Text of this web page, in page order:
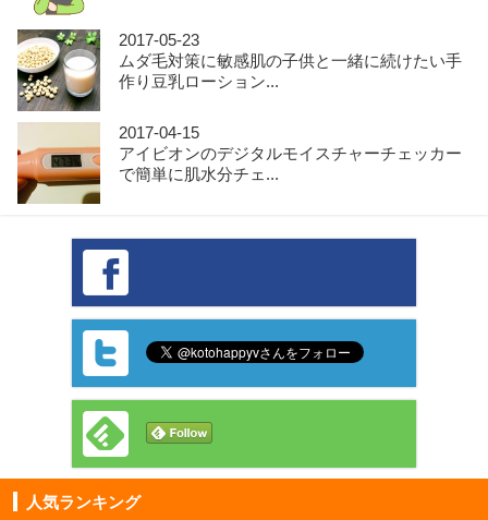
2017-05-23
ムダ毛対策に敏感肌の子供と一緒に続けたい手
作り豆乳ローション...
2017-04-15
アイビオンのデジタルモイスチャーチェッカー
で簡単に肌水分チェ...
人気ランキング